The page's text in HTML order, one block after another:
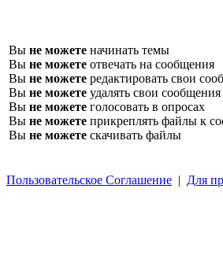
Вы не можете начинать темы
Вы не можете отвечать на сообщения
Вы не можете редактировать свои
Вы не можете удалять свои сообщения
Вы не можете голосовать в опросах
Вы не можете прикреплять файлы к
Вы не можете скачивать файлы
Пользовательское Соглашение | Для